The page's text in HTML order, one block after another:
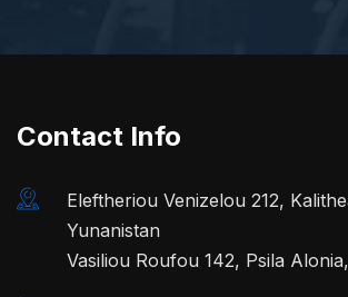
Contact Info
Eleftheriou Venizelou 212,
Yunanistan
Vasiliou Roufou 142, Psila